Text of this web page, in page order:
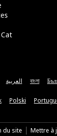
العربية বাংলা
Polski
du site Mettre à